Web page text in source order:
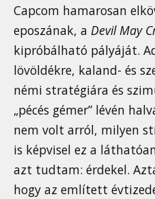
Capcom hamarosan
eposzának, a Devil May
kipróbálható pályáját.
lövöldékre, kaland- és
némi stratégiára és
„pécés gémer” lévén
nem volt arról, milyen
is képvisel ez a
azt tudtam: érdekel.
hogy az említett